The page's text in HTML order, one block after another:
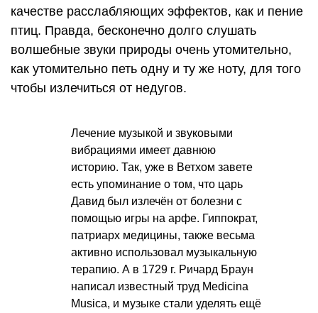
качестве расслабляющих эффектов, как и пение
птиц. Правда, бесконечно долго слушать
волшебные звуки природы очень утомительно,
как утомительно петь одну и ту же ноту, для того
чтобы излечиться от недугов.
Лечение музыкой и звуковыми
вибрациями имеет давнюю
историю. Так, уже в Ветхом завете
есть упоминание о том, что царь
Давид был излечён от болезни с
помощью игры на арфе. Гиппократ,
патриарх медицины, также весьма
активно использовал музыкальную
терапию. А в 1729 г. Ричард Браун
написал известный труд Medicina
Musica, и музыке стали уделять ещё